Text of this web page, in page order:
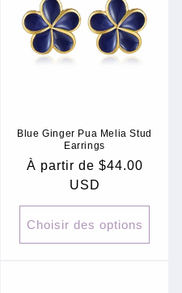
Blue Ginger Pua Melia Stud
Earrings
Prix
À partir de $44.00
USD
Choisir des options